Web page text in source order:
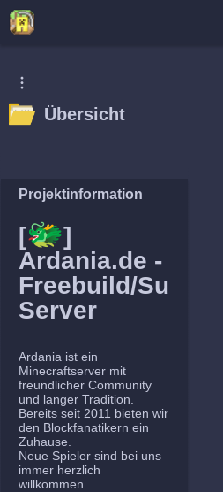
Übersicht
Projektinformation
[🐲]
Ardania.de -
Freebuild/Survival
Server
Ardania ist ein
Minecraftserver mit
freundlicher Community
und langer Tradition.
Bereits seit 2011 bieten wir
den Blockfanatikern ein
Zuhause.
Neue Spieler sind bei uns
immer herzlich
willkommen.